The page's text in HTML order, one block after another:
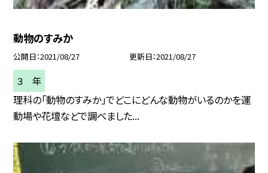
動物のすみか
公開日 2021/08/27 更新日 2021/08/27
３ 年
理科の「動物のすみか」でどこにどんな動物がいるのかを運
動場や花壇などで調べました...